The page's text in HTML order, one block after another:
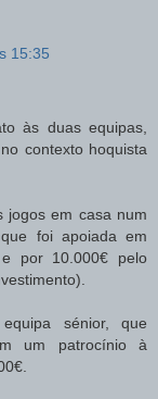
15:35
às duas equipas,
contexto hoquista
jogos em casa num
foi apoiada em
por 10.000€ pelo
sénior, que
um patrocínio à